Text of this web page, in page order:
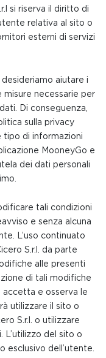
si riserva il diritto di
relativa al sito o
esterni di servizi
aiutare i
necessarie per
Di conseguenza,
sulla privacy
di informazioni
MooneyGo e
dei dati personali
tali condizioni
e senza alcuna
L’uso continuato
S.r.l. da parte
alle presenti
di tali modifiche
accetta e osserva le
utilizzare il sito o
S.r.l. o utilizzare
L’utilizzo del sito o
esclusivo dell’utente.